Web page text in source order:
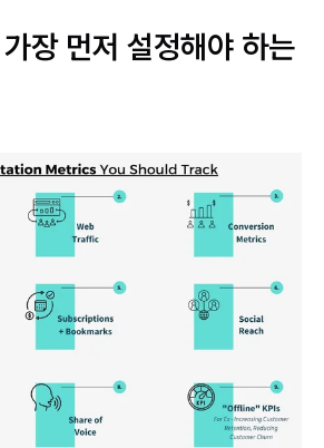
장 먼저 설정해야 하는